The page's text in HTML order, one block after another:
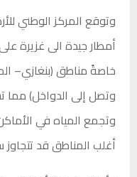
وتوقع المركز الوطني
أمطار جيدة الى غزيرة
خاصةً مناطق (بنغازي–
وتصل إلى الدواخل) مما
وتجمع المياه في
أغلب المناطق قد تتجاوز